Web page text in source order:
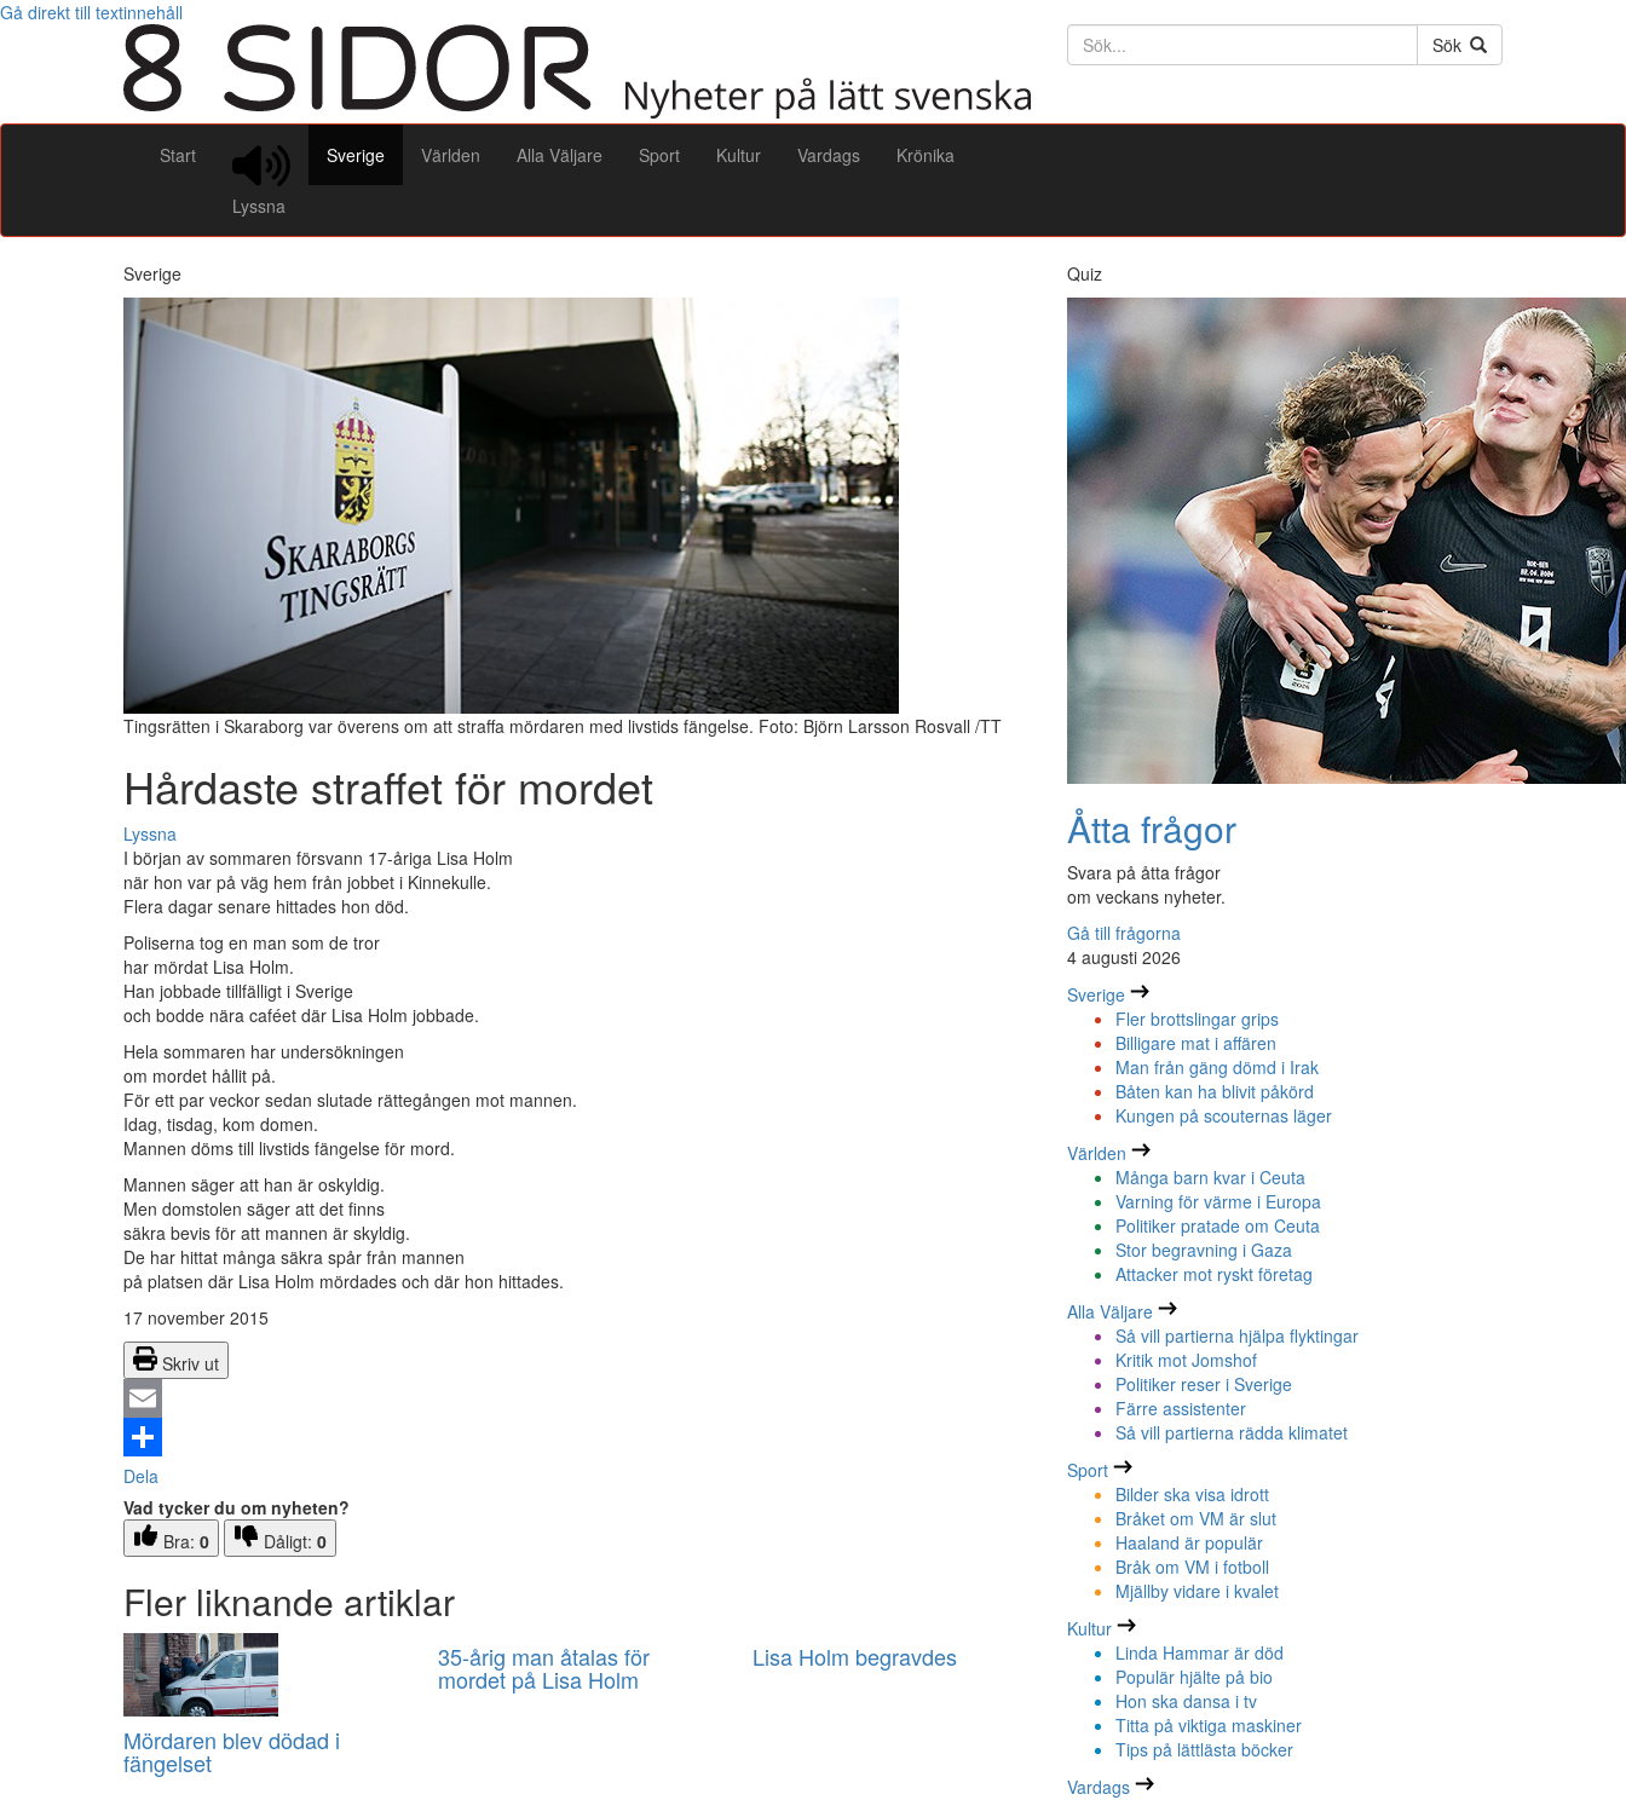
Gå direkt till textinnehåll
Söktext
Sök
Start
Lyssna
Sverige Världen Alla Väljare Sport Kultur Vardags Krönika
Sverige
Tingsrätten i Skaraborg var överens om att straffa mördaren med livstids fängelse. Foto: Björn Larsson Rosvall /TT
Hårdaste straffet för mordet
Lyssna
I början av sommaren försvann 17-åriga Lisa Holm
när hon var på väg hem från jobbet i Kinnekulle.
Flera dagar senare hittades hon död.
Poliserna tog en man som de tror
har mördat Lisa Holm.
Han jobbade tillfälligt i Sverige
och bodde nära caféet där Lisa Holm jobbade.
Hela sommaren har undersökningen
om mordet hållit på.
För ett par veckor sedan slutade rättegången mot mannen.
Idag, tisdag, kom domen.
Mannen döms till livstids fängelse för mord.
Mannen säger att han är oskyldig.
Men domstolen säger att det finns
säkra bevis för att mannen är skyldig.
De har hittat många säkra spår från mannen
på platsen där Lisa Holm mördades och där hon hittades.
17 november 2015
Skriv ut
Email
Dela
Vad tycker du om nyheten?
Bra: 0 Dåligt: 0
Fler liknande artiklar
Mördaren blev dödad i
fängelset
35-årig man åtalas för
mordet på Lisa Holm
Lisa Holm begravdes
Quiz
Åtta frågor
Svara på åtta frågor
om veckans nyheter.
Gå till frågorna
4 augusti 2026
Sverige
Fler brottslingar grips
Billigare mat i affären
Man från gäng dömd i Irak
Båten kan ha blivit påkörd
Kungen på scouternas läger
Världen
Många barn kvar i Ceuta
Varning för värme i Europa
Politiker pratade om Ceuta
Stor begravning i Gaza
Attacker mot ryskt företag
Alla Väljare
Så vill partierna hjälpa flyktingar
Kritik mot Jomshof
Politiker reser i Sverige
Färre assistenter
Så vill partierna rädda klimatet
Sport
Bilder ska visa idrott
Bråket om VM är slut
Haaland är populär
Bråk om VM i fotboll
Mjällby vidare i kvalet
Kultur
Linda Hammar är död
Populär hjälte på bio
Hon ska dansa i tv
Titta på viktiga maskiner
Tips på lättlästa böcker
Vardags